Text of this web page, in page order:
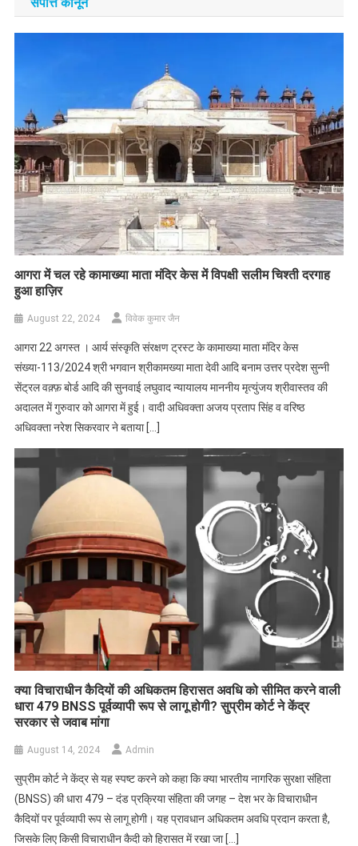
आगरा में चल रहे कामाख्या माता मंदिर केस में विपक्षी सलीम चिश्ती दरगाह
हुआ हाज़िर
August 22, 2024 विवेक कुमार जैन
आगरा 22 अगस्त । आर्य संस्कृति संरक्षण ट्रस्ट के कामाख्या माता मंदिर केस
संख्या-113/2024 श्री भगवान श्रीकामख्या माता देवी आदि बनाम उत्तर प्रदेश सुन्नी
सेंट्रल वक़्फ़ बोर्ड आदि की सुनवाई लघुवाद न्यायालय माननीय मृत्युंजय श्रीवास्तव की
अदालत में गुरुवार को आगरा में हुई। वादी अधिवक्ता अजय प्रताप सिंह व वरिष्ठ
अधिवक्ता नरेश सिकरवार ने बताया […]
क्या विचाराधीन कैदियों की अधिकतम हिरासत अवधि को सीमित करने वाली
धारा 479 BNSS पूर्वव्यापी रूप से लागू होगी? सुप्रीम कोर्ट ने केंद्र
सरकार से जवाब मांगा
August 14, 2024 Admin
सुप्रीम कोर्ट ने केंद्र से यह स्पष्ट करने को कहा कि क्या भारतीय नागरिक सुरक्षा संहिता
(BNSS) की धारा 479 – दंड प्रक्रिया संहिता की जगह – देश भर के विचाराधीन
कैदियों पर पूर्वव्यापी रूप से लागू होगी। यह प्रावधान अधिकतम अवधि प्रदान करता है,
जिसके लिए किसी विचाराधीन कैदी को हिरासत में रखा जा […]